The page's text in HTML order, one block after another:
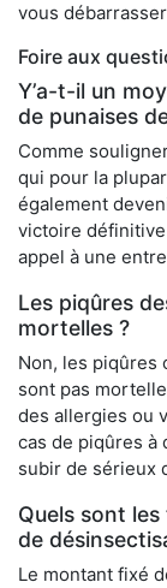
vous
Foire aux
Y’a-t-il un
de punaises
Comme
qui pour la
également
victoire
appel à une
Les piqûres
mortelles ?
Non, les piqûres
sont pas
des allergies ou
cas de piqûres à
subir de sérieux
Quels sont
de
Le montant fixé